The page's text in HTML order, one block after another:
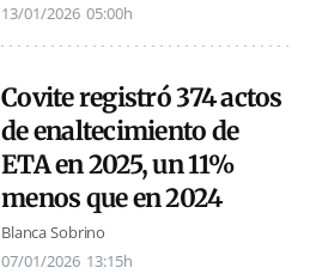
13/01/2026 05:00h
Covite registró 374 actos
de enaltecimiento de
ETA en 2025, un 11%
menos que en 2024
Blanca Sobrino
07/01/2026 13:15h